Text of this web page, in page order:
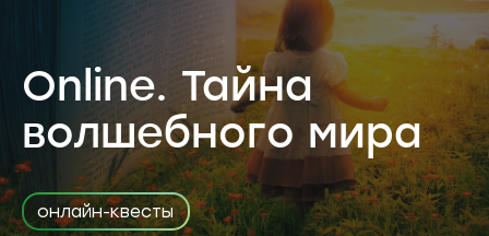
Online. Тайна
волшебного мира
онлайн-квесты